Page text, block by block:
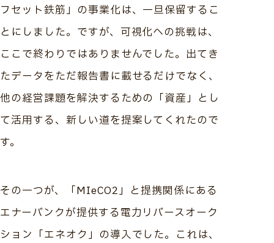
フセット鉄筋」の事業化は、一旦保留するこ
とにしました。ですが、可視化への挑戦は、
ここで終わりではありませんでした。出てき
たデータをただ報告書に載せるだけでなく、
他の経営課題を解決するための「資産」とし
て活用する、新しい道を提案してくれたので
す。
その一つが、「MIeCO2」と提携関係にある
エナーバンクが提供する電力リバースオーク
ション「エネオク」の導入でした。これは、